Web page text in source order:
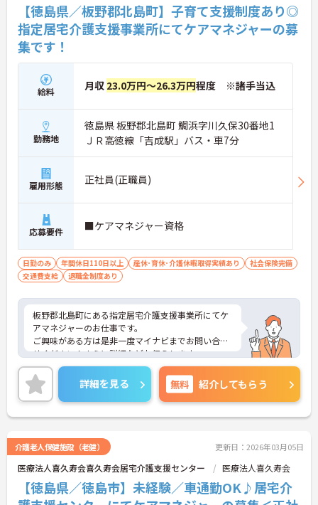
【徳島県／板野郡北島町】子育て支援制度あり◎
指定居宅介護支援事業所にてケアマネジャーの募
集です！
給料 月収 23.0万円～26.3万円程度 ※諸手当込
勤務地
徳島県 板野郡北島町 鯛浜字川久保30番地1
ＪＲ高徳線「吉成駅」バス・車7分
雇用形態 正社員(正職員)
応募要件 ■ケアマネジャー資格
日勤のみ 年間休日110日以上 産休･育休･介護休暇取得実績あり
社会保険完備
交通費支給
退職金制度あり
板野郡北島町にある指定居宅介護支援事業所にてケ
アマネジャーのお仕事です。
ご興味がある方は是非一度マイナビまでお問い合わ
せください！さらに詳細などお伝えします。
詳細を見る 無料 紹介してもらう
介護老人保健施設（老健） 更新日：2026年03月05日
医療法人喜久寿会喜久寿会居宅介護支援センター 医療法人喜久寿会
【徳島県／徳島市】未経験／車通勤OK♪居宅介